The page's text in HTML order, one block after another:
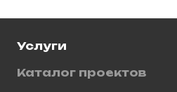
Услуги
Каталог проектов